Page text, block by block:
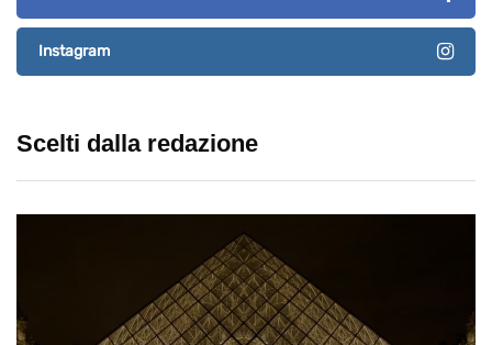
Instagram
Scelti dalla redazione